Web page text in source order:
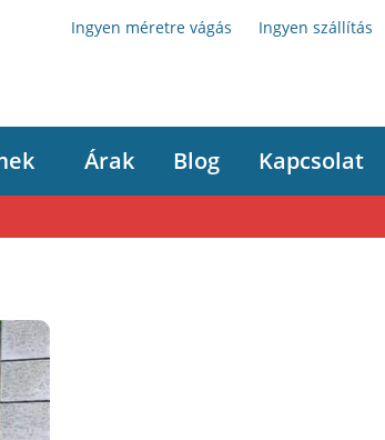
Ingyen méretre vágás Ingyen szállítás
Árak Blog Kapcsolat